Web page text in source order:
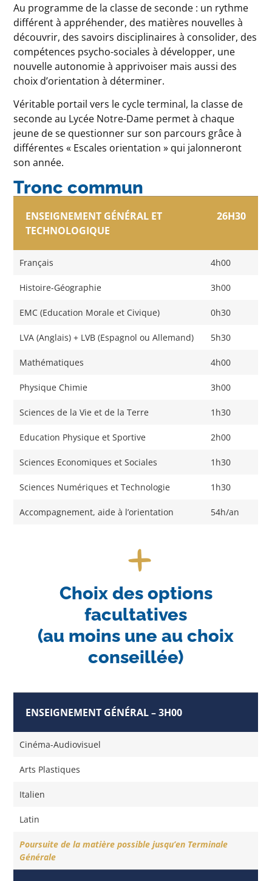
Au programme de la classe de seconde : un rythme
différent à appréhender, des matières nouvelles à
découvrir, des savoirs disciplinaires à consolider, des
compétences psycho-sociales à développer, une
nouvelle autonomie à apprivoiser mais aussi des
choix d’orientation à déterminer.
Véritable portail vers le cycle terminal, la classe de
seconde au Lycée Notre-Dame permet à chaque
jeune de se questionner sur son parcours grâce à
différentes « Escales orientation » qui jalonneront
son année.
Tronc commun
ENSEIGNEMENT GÉNÉRAL ET
TECHNOLOGIQUE
26H30
Français 4h00
Histoire-Géographie 3h00
EMC (Education Morale et Civique) 0h30
LVA (Anglais) + LVB (Espagnol ou Allemand) 5h30
Mathématiques 4h00
Physique Chimie 3h00
Sciences de la Vie et de la Terre 1h30
Education Physique et Sportive 2h00
Sciences Economiques et Sociales 1h30
Sciences Numériques et Technologie 1h30
Accompagnement, aide à l’orientation 54h/an
+
Choix des options
facultatives
(au moins une au choix
conseillée)
ENSEIGNEMENT GÉNÉRAL – 3H00
Cinéma-Audiovisuel
Arts Plastiques
Italien
Latin
Poursuite de la matière possible jusqu’en Terminale
Générale